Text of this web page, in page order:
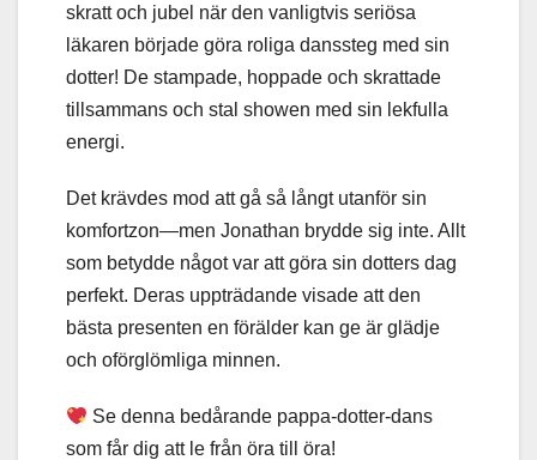
skratt och jubel när den vanligtvis seriösa
läkaren började göra roliga danssteg med sin
dotter! De stampade, hoppade och skrattade
tillsammans och stal showen med sin lekfulla
energi.
Det krävdes mod att gå så långt utanför sin
komfortzon—men Jonathan brydde sig inte. Allt
som betydde något var att göra sin dotters dag
perfekt. Deras uppträdande visade att den
bästa presenten en förälder kan ge är glädje
och oförglömliga minnen.
Se denna bedårande pappa-dotter-dans
som får dig att le från öra till öra!